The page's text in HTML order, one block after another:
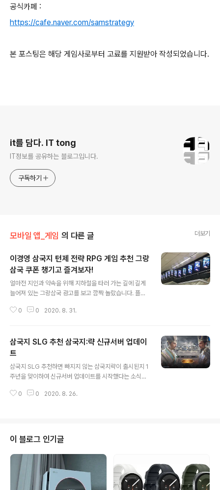
공식카페 :
https://cafe.naver.com/samstrategy
본 포스팅은 해당 게임사로부터 고료를 지원받아 작성되었습니다.
it를 담다. IT tong
IT정보를 공유하는 블로그입니다.
구독하기
모바일 앱_게임 의 다른 글 더보기
이경영 삼국지 턴제 전략 RPG 게임 추천 그랑
삼국 쿠폰 챙기고 즐겨보자!
얼마전 지인과 약속을 위해 지하철을 타러 가는 길에 길게
늘어져 있는 그랑삼국 광고를 보고 깜짝 놀랐습니다. 플레
동네 삼촌 같은 편안한 느낌과 삼국지 무장으로 등장해 한
요, 나리와 아샬 두사람의 소교와 대교로 코스프레한 모습
은 놀라움을 자아내기에 충분할 정도였습니다. 내심 보유
하고 있는 무장에 없어 얼른 획득하고 싶은 욕심도 들게 만
들더군요. 특히 아샬의 대교 코스프레는 뭐라 말로 표현할
수 없을 정도였습니다. 이번에 그랑삼국에서 선보이는 영
상은 앞서 공개되었던 영상의 뒷 이야기를 다루고 있습니
0 0 2020. 8. 31.
삼국지 SLG 추천 삼국지:략 신규서버 업데이
트
삼국지 SLG 추천하면 빠지지 않는 삼국지략이 출시된지 1
주년을 맞이하여 신규서버 업데이트를 시작했다는 소식입
생겼을 정도인데요, 이에 추가적인 서버를 오픈할 정도로
신규 서버를 선택 할 수 있는데요, 신규서버가 오픈되면 모
든 유저들이 시작부터 동일선상에서 플레이를 할 수 있기
때문에 새롭게 시작하는 분들도 부담없이 도전할 수 있는
장점을 가지고 있습니다. 삼국지 SLG 추천 삼국지:략의 경
우 삼국지를 바탕으로 즐기는 만큼 세력을 선택하고 무장
을 활용한 전투를 벌이는 방식으로 진행되는..
0 0 2020. 8. 26.
이 블로그 인기글